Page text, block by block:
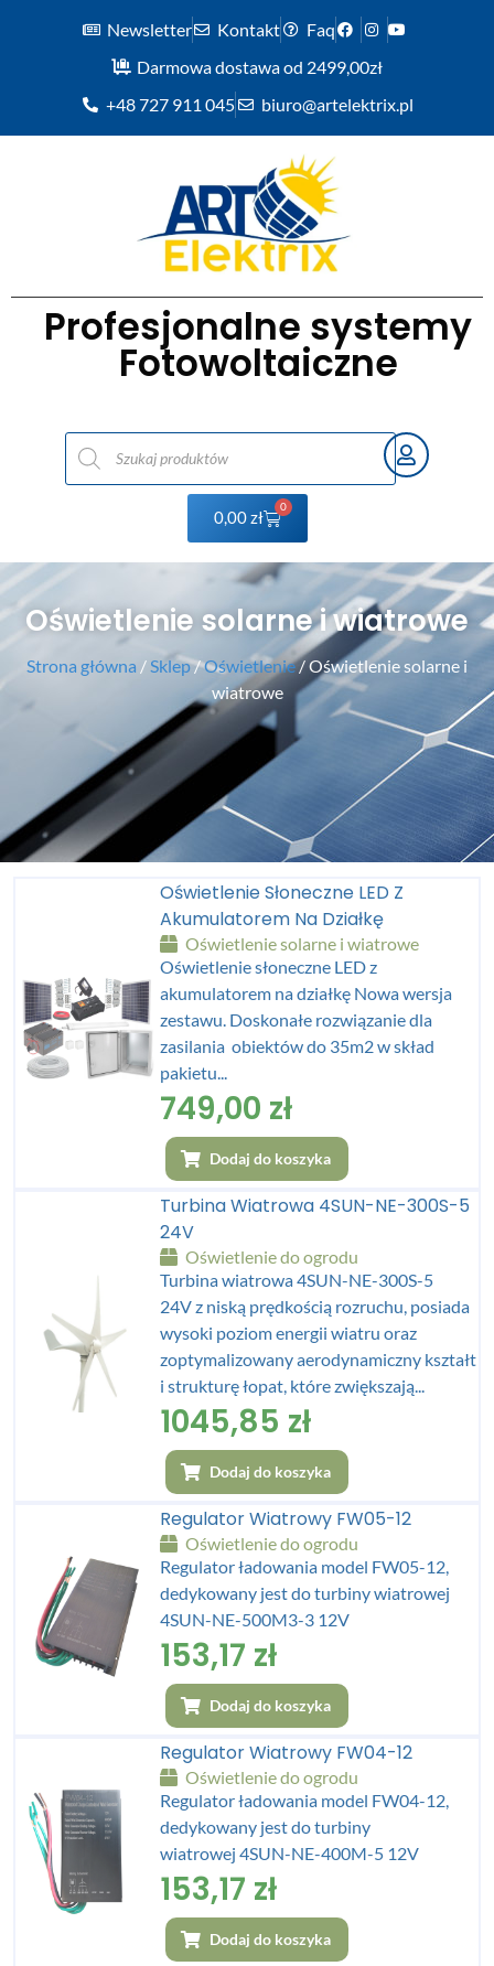
Newsletter Kontakt
Faq
Darmowa dostawa od 2499,00zł
+48 727 911 045
biuro@artelektrix.pl
Profesjonalne systemy
Fotowoltaiczne
0,00zł
0
Oświetlenie solarne i wiatrowe
Strona główna / Sklep/Oświetlenie/ Oświetlenie solarne i
wiatrowe
Oświetlenie Słoneczne LED Z
Akumulatorem Na Działkę
Oświetlenie solarne i wiatrowe
Oświetlenie słoneczne LED z
akumulatorem na działkę Nowa wersja
zestawu. Doskonałe rozwiązanie dla
zasilania obiektów do 35m2 w skład
pakietu...
749,00 zł
Dodaj do koszyka
Turbina Wiatrowa 4SUN-NE-300S-5
24V
Oświetlenie do ogrodu
Turbina wiatrowa 4SUN-NE-300S-5
24V z niską prędkością rozruchu, posiada
wysoki poziom energii wiatru oraz
zoptymalizowany aerodynamiczny kształt
i strukturę łopat, które zwiększają...
1045,85 zł
Dodaj do koszyka
Regulator Wiatrowy FW05-12
Oświetlenie do ogrodu
Regulator ładowania model FW05-12,
dedykowany jest do turbiny wiatrowej
4SUN-NE-500M3-3 12V
153,17 zł
Dodaj do koszyka
Regulator Wiatrowy FW04-12
Oświetlenie do ogrodu
Regulator ładowania model FW04-12,
dedykowany jest do turbiny
wiatrowej 4SUN-NE-400M-5 12V
153,17 zł
Dodaj do koszyka